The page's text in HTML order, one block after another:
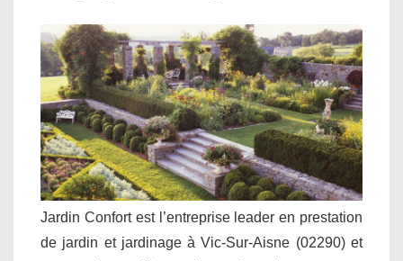
Jardin Confort est l’entreprise leader en prestation
de jardin et jardinage à Vic-Sur-Aisne (02290) et